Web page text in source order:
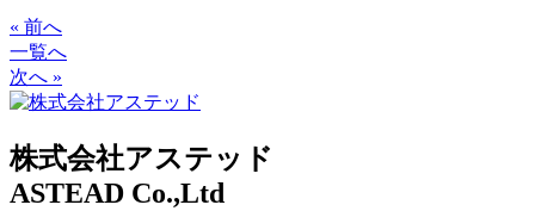
« 前へ
一覧へ
次へ »
株式会社アステッド
ASTEAD Co.,Ltd